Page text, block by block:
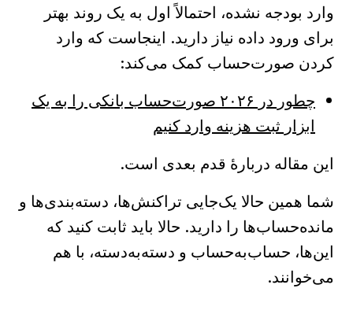
وارد بودجه نشده، احتمالاً اول به یک روند بهتر
برای ورود داده نیاز دارید. اینجاست که وارد
کردن صورت‌حساب کمک می‌کند:
چطور در ۲۰۲۶ صورت‌حساب بانکی را به یک
ابزار ثبت هزینه وارد کنیم
این مقاله دربارهٔ قدم بعدی است.
شما همین حالا یک‌جایی تراکنش‌ها، دسته‌بندی‌ها و
مانده‌حساب‌ها را دارید. حالا باید ثابت کنید که
این‌ها، حساب‌به‌حساب و دسته‌به‌دسته، با هم
می‌خوانند.